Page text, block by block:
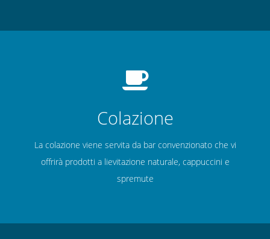
Colazione
La colazione viene servita da bar convenzionato che vi
offrirà prodotti a lievitazione naturale, cappuccini e
spremute